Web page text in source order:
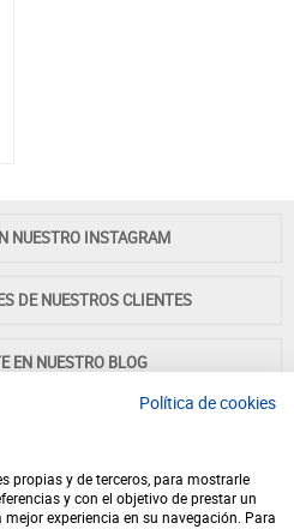
NUESTRO INSTAGRAM
DE NUESTROS CLIENTES
EN NUESTRO BLOG
Política de cookies
propias y de terceros, para mostrarle
y con el objetivo de prestar un
experiencia en su navegación. Para